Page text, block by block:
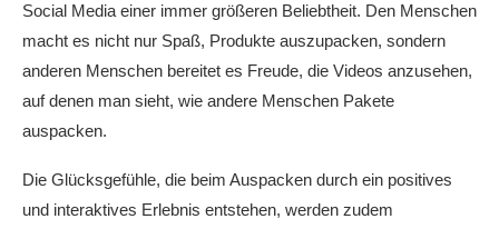
Social Media einer immer größeren Beliebtheit. Den Menschen
macht es nicht nur Spaß, Produkte auszupacken, sondern
anderen Menschen bereitet es Freude, die Videos anzusehen,
auf denen man sieht, wie andere Menschen Pakete
auspacken.
Die Glücksgefühle, die beim Auspacken durch ein positives
und interaktives Erlebnis entstehen, werden zudem